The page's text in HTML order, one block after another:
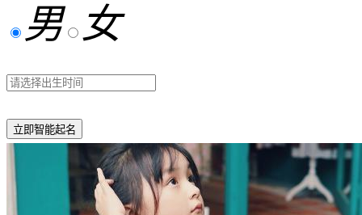
男 女
立即智能起名